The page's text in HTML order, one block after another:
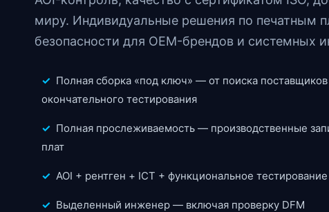
миру. Индивидуальные решения по печатным
безопасности для OEM-брендов и системных
✓ Полная сборка «под ключ» — от поиска
окончательного тестирования
✓ Полная прослеживаемость — производственные
плат
✓ AOI + рентген + ICT + функциональное тестирование
✓ Выделенный инженер — включая проверку DFM